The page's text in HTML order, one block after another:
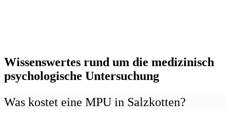
Wissenswertes rund um die medizinisch
psychologische Untersuchung
Was kostet eine MPU in Salzkotten?